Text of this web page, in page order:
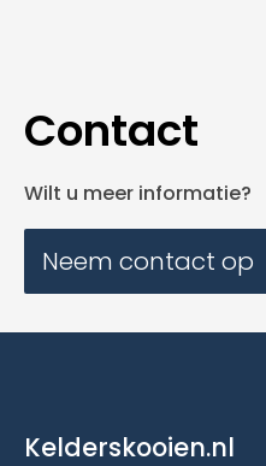
Contact
Wilt u meer informatie?
Neem contact op
Kelderskooien.nl